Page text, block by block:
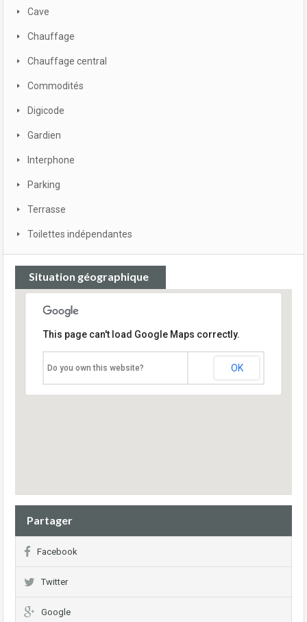
Cave
Chauffage
Chauffage central
Commodités
Digicode
Gardien
Interphone
Parking
Terrasse
Toilettes indépendantes
Situation géographique
This page can't load Google Maps correctly.
Do you own this website? OK
Partager
Facebook
Twitter
Google